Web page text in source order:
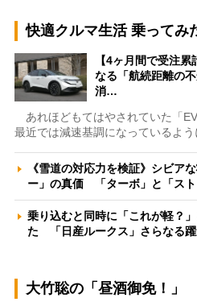
快適クルマ生活 乗ってみ
【4ヶ月間で受注
なる「航続距離の
消…
あれほどもてはやされていた「
最近では減速基調になっているよう
《雪道の対応力を検証》シビア
ー」の真価 「ターボ」と「ス
乗り込むと同時に「これが軽？
た 「日産ルークス」さらなる
大竹聡の「昼酒御免！」